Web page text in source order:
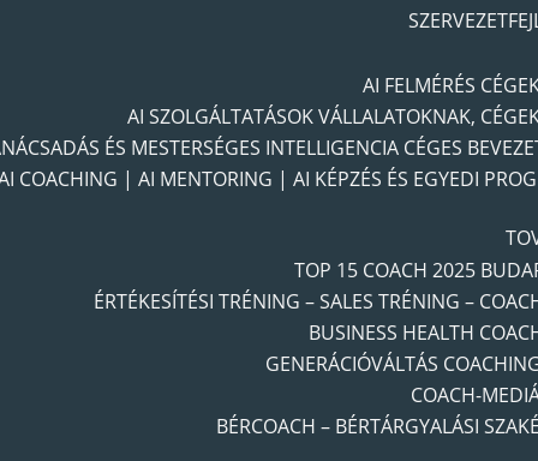
AI FELMÉRÉS
AI SZOLGÁLTATÁSOK VÁLLALATOKNAK,
ÉS MESTERSÉGES INTELLIGENCIA CÉGES
COACHING | AI MENTORING | AI KÉPZÉS ÉS EGYEDI
TOP 15 COACH 2025
ÉRTÉKESÍTÉSI TRÉNING – SALES TRÉNING –
BUSINESS HEALTH
GENERÁCIÓVÁLTÁS
COACH-
BÉRCOACH – BÉRTÁRGYALÁSI